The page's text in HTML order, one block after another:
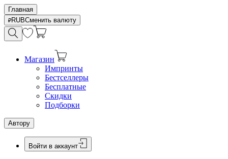
Главная
RUBСменить валюту
Магазин
Импринты
Бестселлеры
Бесплатные
Скидки
Подборки
Автору
Войти в аккаунт